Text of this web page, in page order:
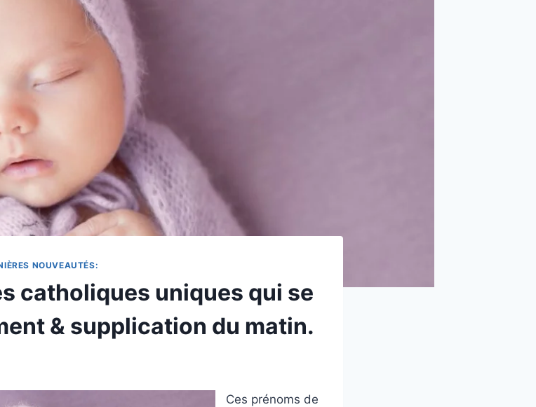
NOUVEAUTÉS:
catholiques uniques qui se
& supplication du matin.
Ces prénoms de